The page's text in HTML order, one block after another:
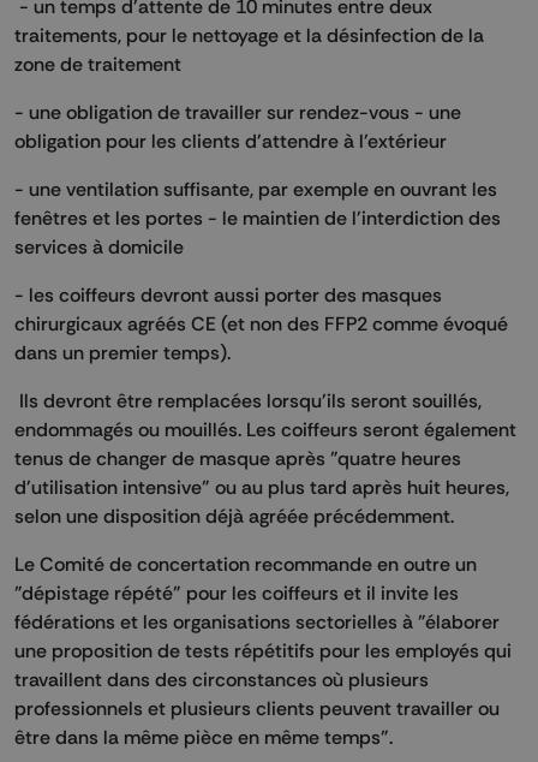
- un temps d'attente de 10 minutes entre deux
traitements, pour le nettoyage et la désinfection de la
zone de traitement
- une obligation de travailler sur rendez-vous - une
obligation pour les clients d'attendre à l'extérieur
- une ventilation suffisante, par exemple en ouvrant les
fenêtres et les portes - le maintien de l'interdiction des
services à domicile
- les coiffeurs devront aussi porter des masques
chirurgicaux agréés CE (et non des FFP2 comme évoqué
dans un premier temps).
Ils devront être remplacées lorsqu'ils seront souillés,
endommagés ou mouillés. Les coiffeurs seront également
tenus de changer de masque après "quatre heures
d'utilisation intensive" ou au plus tard après huit heures,
selon une disposition déjà agréée précédemment.
Le Comité de concertation recommande en outre un
"dépistage répété" pour les coiffeurs et il invite les
fédérations et les organisations sectorielles à "élaborer
une proposition de tests répétitifs pour les employés qui
travaillent dans des circonstances où plusieurs
professionnels et plusieurs clients peuvent travailler ou
être dans la même pièce en même temps".